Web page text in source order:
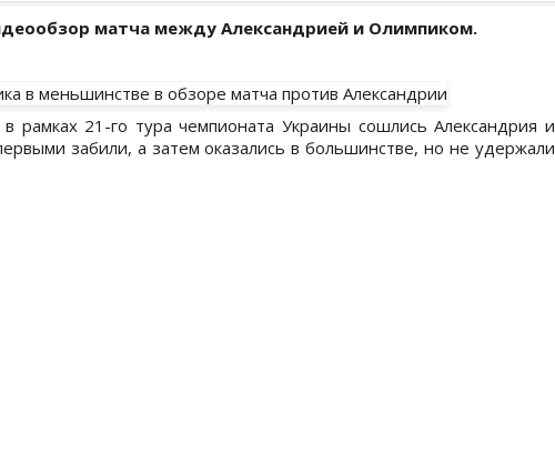
матча между Александрией и Олимпиком.
рамках 21-го тура чемпионата Украины сошлись Александрия и
забили, а затем оказались в большинстве, но не удержали